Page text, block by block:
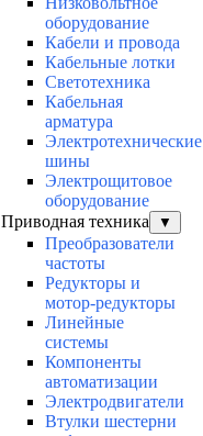
оборудование
Кабели и провода
Кабельные лотки
Светотехника
Кабельная
арматура
Электротехнические
шины
Электрощитовое
оборудование
Приводная техника
▼
Преобразователи
частоты
Редукторы и
мотор-редукторы
Линейные
системы
Компоненты
автоматизации
Электродвигатели
Втулки шестерни